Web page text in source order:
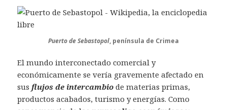
Puerto de Sebastopol, península de Crimea
El mundo interconectado comercial y
económicamente se vería gravemente afectado en
sus flujos de intercambio de materias primas,
productos acabados, turismo y energías. Como